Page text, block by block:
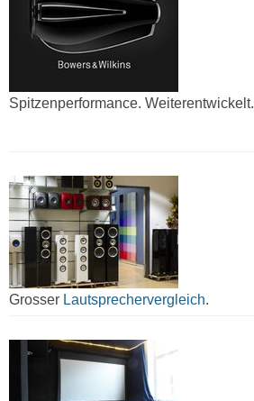
Spitzenperformance. Weiterentwickelt.
Grosser Lautsprechervergleich.